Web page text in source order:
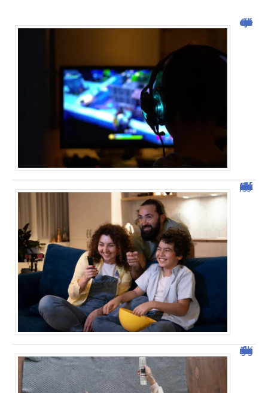
Cliquojeux : découverte et avis
Découvrez Domgrav : la nouvelle plateforme de streaming
Tout savoir sur malgrim.com : fonctionnalités et avantages